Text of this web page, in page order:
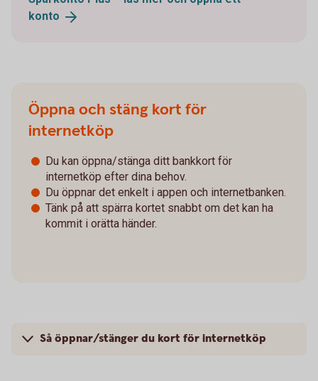
konto
Öppna och stäng kort för
internetköp
Du kan öppna/stänga ditt bankkort för
internetköp efter dina behov.
Du öppnar det enkelt i appen och internetbanken.
Tänk på att spärra kortet snabbt om det kan ha
kommit i orätta händer.
Så öppnar/stänger du kort för internetköp